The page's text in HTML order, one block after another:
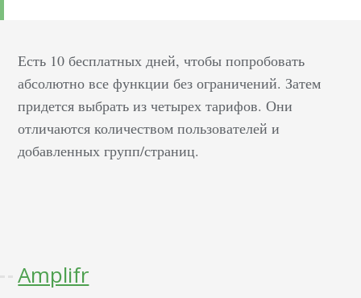
Есть 10 бесплатных дней, чтобы попробовать
абсолютно все функции без ограничений. Затем
придется выбрать из четырех тарифов. Они
отличаются количеством пользователей и
добавленных групп/страниц.
Amplifr